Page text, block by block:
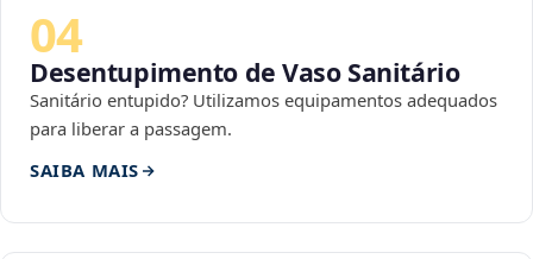
04
Desentupimento de Vaso Sanitário
Sanitário entupido? Utilizamos equipamentos adequados
para liberar a passagem.
SAIBA MAIS